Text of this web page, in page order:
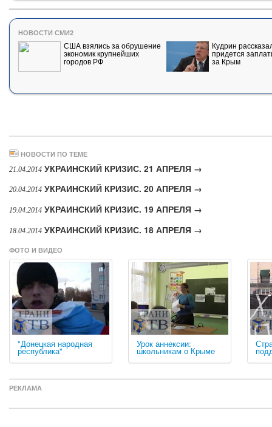
НОВОСТИ СМИ2
США взялись за обрушение
экономик крупнейших
городов РФ
Кудрин
придется
за Крым
НОВОСТИ ПО ТЕМЕ
21.04.2014 УКРАИНСКИЙ КРИЗИС. 21 АПРЕЛЯ →
20.04.2014 УКРАИНСКИЙ КРИЗИС. 20 АПРЕЛЯ →
19.04.2014 УКРАИНСКИЙ КРИЗИС. 19 АПРЕЛЯ →
18.04.2014 УКРАИНСКИЙ КРИЗИС. 18 АПРЕЛЯ →
ФОТО И ВИДЕО
"Донецкая народная
республика"
Урок аннексии:
школьникам о Крыме
РЕКЛАМА